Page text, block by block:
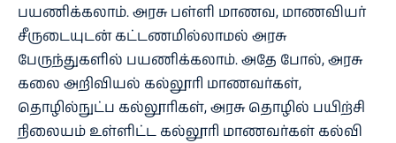
பயணிக்கலாம். அரசு பள்ளி மாணவ, மாணவியர்
சீருடையுடன் கட்டணமில்லாமல் அரசு
பேருந்துகளில் பயணிக்கலாம். அதே போல், அரசு
கலை அறிவியல் கல்லூரி மாணவர்கள்,
தொழில்நுட்ப கல்லூரிகள், அரசு தொழில் பயிற்சி
நிலையம் உள்ளிட்ட கல்லூரி மாணவர்கள் கல்வி